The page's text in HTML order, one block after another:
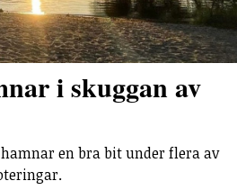
i skuggan av
en bra bit under flera av